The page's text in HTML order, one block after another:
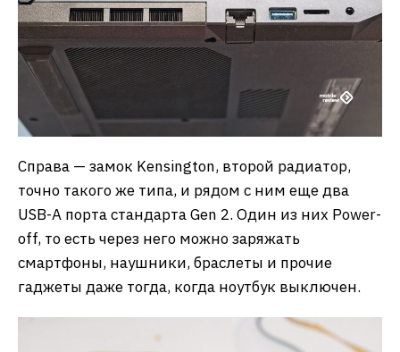
Справа — замок Kensington, второй радиатор,
точно такого же типа, и рядом с ним еще два
USB-A порта стандарта Gen 2. Один из них Power-
off, то есть через него можно заряжать
смартфоны, наушники, браслеты и прочие
гаджеты даже тогда, когда ноутбук выключен.